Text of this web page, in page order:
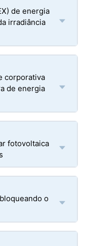
de energia
irradiância
corporativa
de energia
fotovoltaica
o